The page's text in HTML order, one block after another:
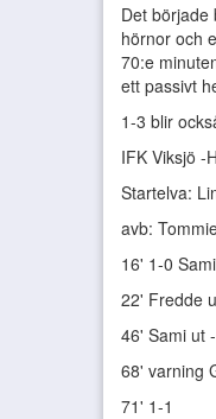
Det började
hörnor och
70:e
ett passivt
1-3 blir
IFK Viksjö -
Startelva:
avb:
16' 1-0
22' Fredde
46' Sami ut
68' varning
71' 1-1